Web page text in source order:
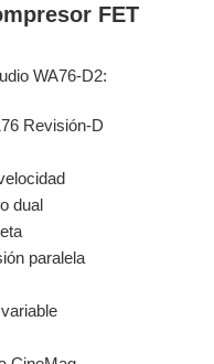
FET
WA76-D2:
Revisión-D
dual
paralela